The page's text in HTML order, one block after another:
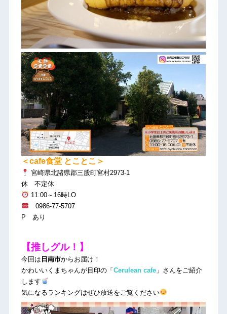
＜cafe食堂 とことこ＞
宮崎県北諸県郡三股町宮村2973-1
休 不定休
11:00～16時LO
0986-77-5707
P あり
【推しグル！】
今回は 日南市からお届け！
かわいいくまちゃんが目印の「Cerulean cafe」さんをご紹介
します
気になるランキングはぜひ放送をご覧ください